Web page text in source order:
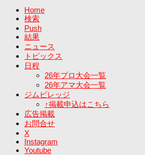
Home
検索
Push
結果
ニュース
トピックス
日程
26年プロ大会一覧
26年アマ大会一覧
ジムビレッジ
↑掲載申込はこちら
広告掲載
お問合せ
X
Instagram
Youtube